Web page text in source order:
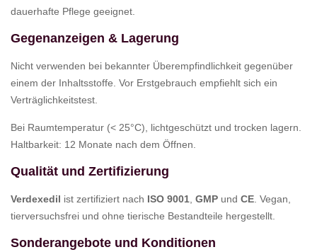
dauerhafte Pflege geeignet.
Gegenanzeigen & Lagerung
Nicht verwenden bei bekannter Überempfindlichkeit gegenüber
einem der Inhaltsstoffe. Vor Erstgebrauch empfiehlt sich ein
Verträglichkeitstest.
Bei Raumtemperatur (< 25°C), lichtgeschützt und trocken lagern.
Haltbarkeit: 12 Monate nach dem Öffnen.
Qualität und Zertifizierung
Verdexedil ist zertifiziert nach ISO 9001 GMP und CE . Vegan,
tierversuchsfrei und ohne tierische Bestandteile hergestellt.
Sonderangebote und Konditionen